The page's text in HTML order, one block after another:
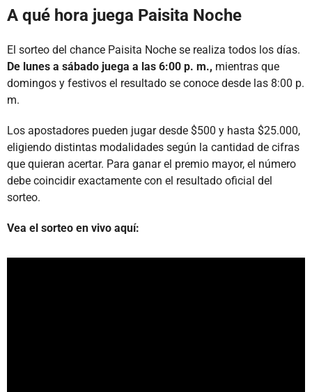
A qué hora juega Paisita Noche
El sorteo del chance Paisita Noche se realiza todos los días.
De lunes a sábado juega a las 6:00 p. m., mientras que
domingos y festivos el resultado se conoce desde las 8:00 p.
m.
Los apostadores pueden jugar desde $500 y hasta $25.000,
eligiendo distintas modalidades según la cantidad de cifras
que quieran acertar. Para ganar el premio mayor, el número
debe coincidir exactamente con el resultado oficial del
sorteo.
Vea el sorteo en vivo aquí: